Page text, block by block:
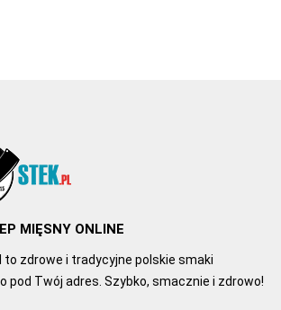
MIĘSNY ONLINE
to zdrowe i tradycyjne polskie smaki
pod Twój adres. Szybko, smacznie i zdrowo!